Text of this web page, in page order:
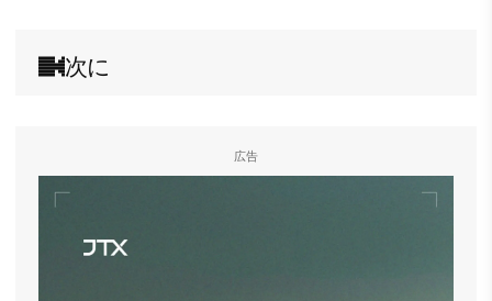
次に
広告